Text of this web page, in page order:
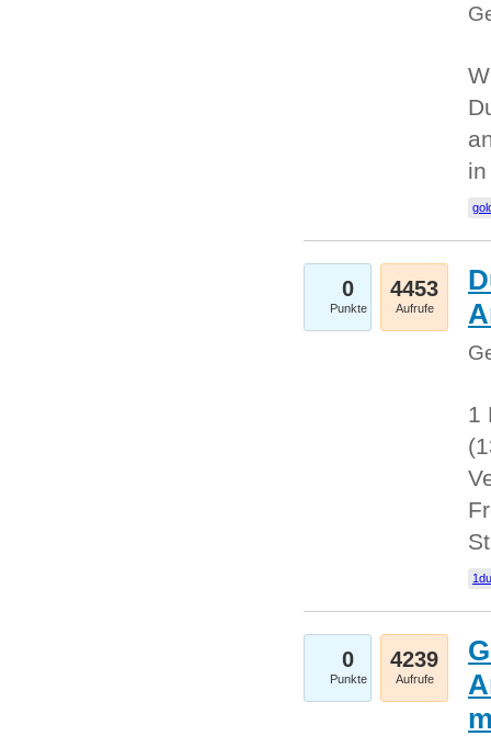
0
Punkte
4453
Aufrufe
1
0
Punkte
4239
Aufrufe